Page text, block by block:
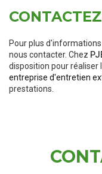
Pour plus
nous contacter. Chez
disposition pour réaliser
entreprise d'entretien
prestations.